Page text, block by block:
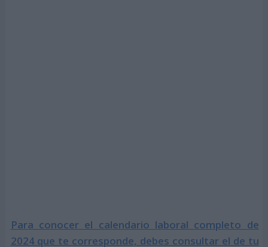
Para conocer el calendario laboral completo de
2024 que te corresponde, debes consultar el de tu